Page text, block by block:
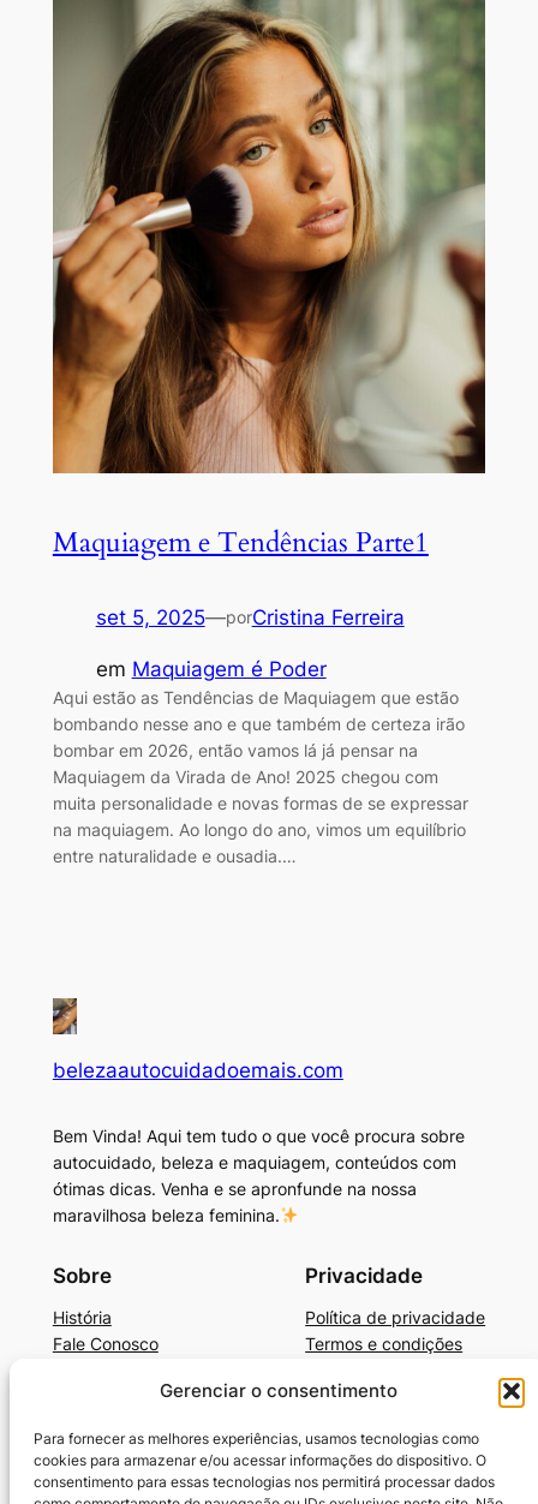
Gerenciar o consentimento
Para fornecer as melhores experiências, usamos tecnologias como
cookies para armazenar e/ou acessar informações do dispositivo. O
consentimento para essas tecnologias nos permitirá processar dados
Maquiagem e Tendências Parte1
set 5, 2025—porCristina Ferreira
em Maquiagem é Poder
Aqui estão as Tendências de Maquiagem que estão
bombando nesse ano e que também de certeza irão
bombar em 2026, então vamos lá já pensar na
Maquiagem da Virada de Ano! 2025 chegou com
muita personalidade e novas formas de se expressar
na maquiagem. Ao longo do ano, vimos um equilíbrio
entre naturalidade e ousadia.…
belezaautocuidadoemais.com
Bem Vinda! Aqui tem tudo o que você procura sobre
autocuidado, beleza e maquiagem, conteúdos com
ótimas dicas. Venha e se apronfunde na nossa
maravilhosa beleza feminina.
Sobre
História
Fale Conosco
Privacidade
Política de privacidade
Termos e condições
Beleza, Autocuidado e Mais
BelezaAutocuidadoE+Dicas de Produtos
Cronograma Capilar
SkinCare Prático e Barato